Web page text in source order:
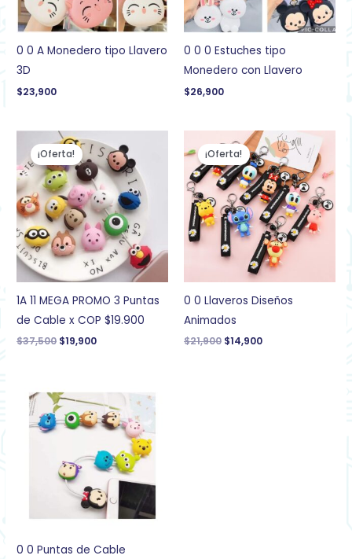
0 0 A Monedero tipo Llavero
3D
$23,900
0 0 0 Estuches tipo
Monedero con Llavero
$26,900
¡Oferta!
1A 11 MEGA PROMO 3 Puntas
de Cable x COP $19.900
$37,500
El
precio
original
era:
$37,500.
$19,900
precio
actual
es:
$19,900.
¡Oferta!
0 0 Llaveros Diseños
Animados
$21,900
precio
original
era:
$21,900.
$14,900
El
precio
actual
es:
$14,900.
0 0 Puntas de Cable